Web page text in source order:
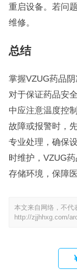
重启设备。若问
维修。
总结
掌握VZUG药品
对于保证药品安
中应注意温度控
故障或报警时，
专业处理，确保
时维护，VZUG
存储环境，保障
本文来自网络，不代
http://zjjhhxg.com/